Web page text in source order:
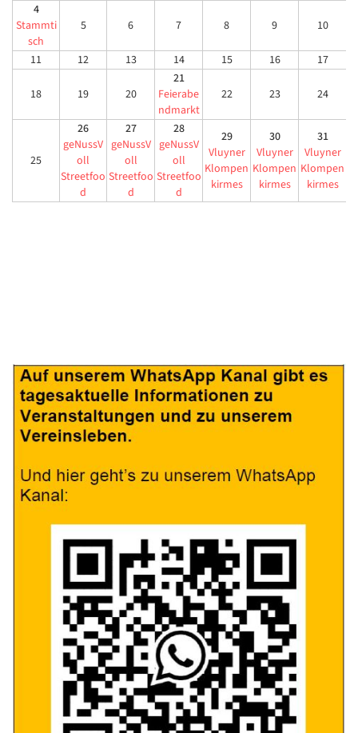
4
Stammti
sch
5 6 7 8 9 10
11 12 13 14 15 16 17
18 19 20
21
Feierabe
ndmarkt
22 23 24
25
26
geNussV
oll
Streetfoo
d
27
geNussV
oll
Streetfoo
d
28
geNussV
oll
Streetfoo
d
29
Vluyner
Klompen
kirmes
30
Vluyner
Klompen
kirmes
31
Vluyner
Klompen
kirmes